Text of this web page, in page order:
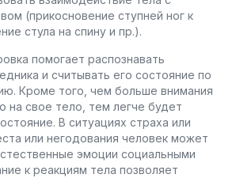
(прикосновение ступней ног к
стула на спину и пр.).
помогает распознавать
и считывать его состояние по
Кроме того, чем больше внимания
на свое тело, тем легче будет
В ситуациях страха или
или негодования человек может
эмоции социальными
к реакциям тела позволяет